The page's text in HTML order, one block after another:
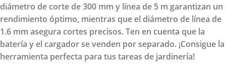
diámetro de corte de 300 mm y línea de 5 m garantizan un
rendimiento óptimo, mientras que el diámetro de línea de
1.6 mm asegura cortes precisos. Ten en cuenta que la
batería y el cargador se venden por separado. ¡Consigue la
herramienta perfecta para tus tareas de jardinería!